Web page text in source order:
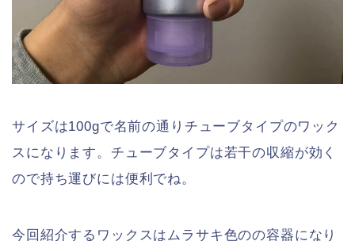
サイズは100gで名前の通りチューブタイプのワック
スになります。チューブタイプは若干の収縮が効く
ので持ち運びには便利でね。
今回紹介するワックスはムラサキ色のの容器になり